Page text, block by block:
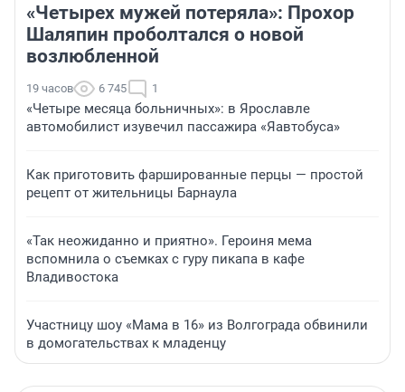
«Четырех мужей потеряла»: Прохор
Шаляпин проболтался о новой
возлюбленной
19 часов 6 745 1
«Четыре месяца больничных»: в Ярославле
автомобилист изувечил пассажира «Яавтобуса»
Как приготовить фаршированные перцы — простой
рецепт от жительницы Барнаула
«Так неожиданно и приятно». Героиня мема
вспомнила о съемках с гуру пикапа в кафе
Владивостока
Участницу шоу «Мама в 16» из Волгограда обвинили
в домогательствах к младенцу